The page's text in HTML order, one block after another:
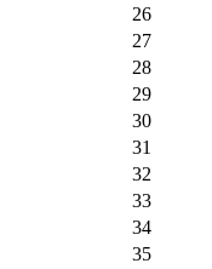
26
27
28
29
30
31
32
33
34
35